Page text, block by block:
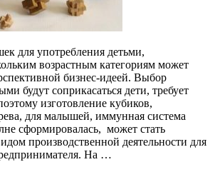
для употребления детьми,
возрастным категориям может
бизнес-идеей. Выбор
будут соприкасаться дети, требует
изготовление кубиков,
для малышей, иммунная система
сформировалась, может стать
производственной деятельности для
На …